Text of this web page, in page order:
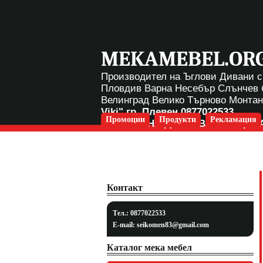
Производител на Ъглови Дивани
Пловдив Варна Несебър Слънчев
Велинград Велико Търново
Viki" гр. Плевен0877022533
БЕЗПЛАТНА ДОСТАВКА ЗА
Промоции Продукти Рекламация
Контакт
Тел.: 0877022533
E-mail: seikomen83@gmail.com
Каталог мека мебел